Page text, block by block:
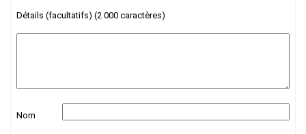
Détails (facultatifs) (2 000 caractères)
Nom